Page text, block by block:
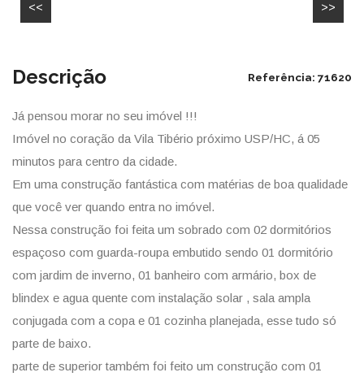
<< >>
Descrição Referência: 71620
Já pensou morar no seu imóvel !!!
Imóvel no coração da Vila Tibério próximo USP/HC, á 05
minutos para centro da cidade.
Em uma construção fantástica com matérias de boa qualidade
que você ver quando entra no imóvel.
Nessa construção foi feita um sobrado com 02 dormitórios
espaçoso com guarda-roupa embutido sendo 01 dormitório
com jardim de inverno, 01 banheiro com armário, box de
blindex e agua quente com instalação solar , sala ampla
conjugada com a copa e 01 cozinha planejada, esse tudo só
parte de baixo.
parte de superior também foi feito um construção com 01